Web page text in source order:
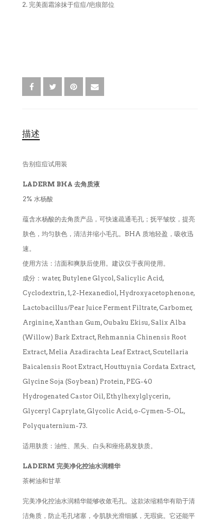
2. 完美面霜涂抹于痘痘/疤痕部位
描述
告别痘痘试用装
LADERM BHA 去角质液
2% 水杨酸
蕴含水杨酸的去角质产品，可快速疏通毛孔；抚平皱纹，提亮
肤色，均匀肤色，清洁并缩小毛孔。BHA 质地轻盈，吸收迅
速。
使用方法：洁面和爽肤后使用。建议仅于夜间使用。
成分：water, Butylene Glycol, Salicylic Acid,
Cyclodextrin, 1,2-Hexanediol, Hydroxyacetophenone,
Lactobacillus/Pear Juice Ferment Filtrate, Carbomer,
Arginine, Xanthan Gum, Oubaku Ekisu, Salix Alba
(Willow) Bark Extract, Rehmannia Chinensis Root
Extract, Melia Azadirachta Leaf Extract, Scutellaria
Baicalensis Root Extract, Houttuynia Cordata Extract,
Glycine Soja (Soybean) Protein, PEG-40
Hydrogenated Castor Oil, Ethylhexylglycerin,
Glyceryl Caprylate, Glycolic Acid, o-Cymen-5-OL,
Polyquaternium-73.
适用肤质：油性、黑头、白头和痤疮易发肤质。
LADERM 完美净化控油水润精华
茶树油和甘草
完美净化控油水润精华能够收敛毛孔。这款浓缩精华有助于清
洁角质，防止毛孔堵塞，令肌肤光滑细腻，无瑕疵。它还能平